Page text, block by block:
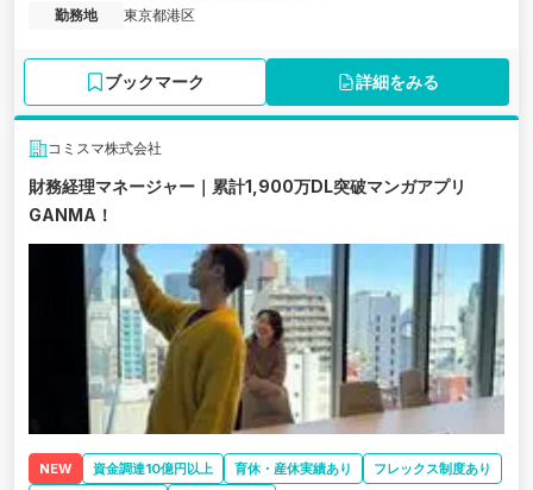
勤務地
東京都港区
ブックマーク 詳細をみる
コミスマ株式会社
財務経理マネージャー｜累計1,900万DL突破マンガアプリ
GANMA！
NEW 資金調達10億円以上 育休・産休実績あり
フレックス制度あり